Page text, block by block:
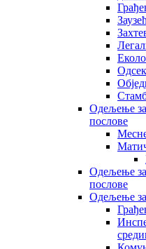
Oдељење
послове
Одељење
послове
Одељење за